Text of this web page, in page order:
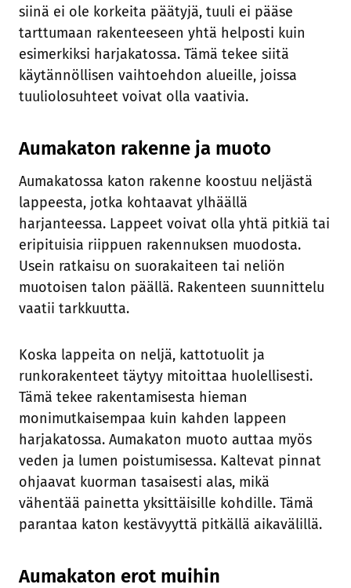
siinä ei ole korkeita päätyjä, tuuli ei pääse
tarttumaan rakenteeseen yhtä helposti kuin
esimerkiksi harjakatossa. Tämä tekee siitä
käytännöllisen vaihtoehdon alueille, joissa
tuuliolosuhteet voivat olla vaativia.
Aumakaton rakenne ja muoto
Aumakatossa katon rakenne koostuu neljästä
lappeesta, jotka kohtaavat ylhäällä
harjanteessa. Lappeet voivat olla yhtä pitkiä tai
eripituisia riippuen rakennuksen muodosta.
Usein ratkaisu on suorakaiteen tai neliön
muotoisen talon päällä. Rakenteen suunnittelu
vaatii tarkkuutta.
Koska lappeita on neljä, kattotuolit ja
runkorakenteet täytyy mitoittaa huolellisesti.
Tämä tekee rakentamisesta hieman
monimutkaisempaa kuin kahden lappeen
harjakatossa. Aumakaton muoto auttaa myös
veden ja lumen poistumisessa. Kaltevat pinnat
ohjaavat kuorman tasaisesti alas, mikä
vähentää painetta yksittäisille kohdille. Tämä
parantaa katon kestävyyttä pitkällä aikavälillä.
Aumakaton erot muihin